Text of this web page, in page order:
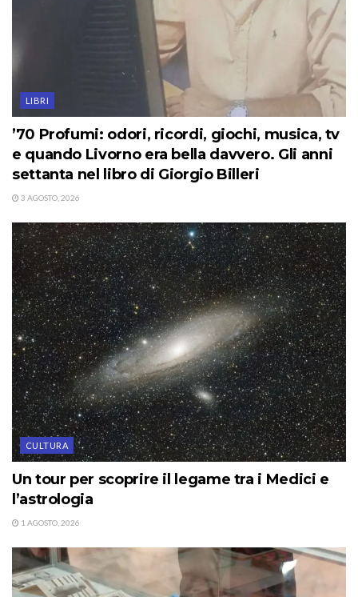
LIBRI
’70 Profumi: odori, ricordi, giochi, musica, tv
e quando Livorno era bella davvero. Gli anni
settanta nel libro di Giorgio Billeri
3 AGOSTO, 2026
CULTURA
Un tour per scoprire il legame tra i Medici e
l’astrologia
1 AGOSTO, 2026